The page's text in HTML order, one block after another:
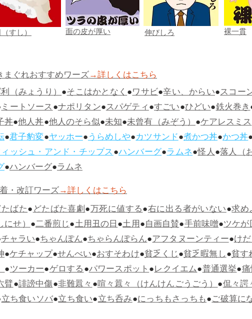
すし） 面の皮が厚い 伸びしろ 裸一貫
まぐれおすすめワーズ→詳しくはこちら
（みょうり）●そこはかとなく●ワサビ●辛い、からい●スコー
ミートソース●ナポリタン●スパゲティ●すごい●ひどい●鉄火巻き
丼●他人丼●他人のそら似●未知●未曾有（みぞう）●ケアレスミス
●君子豹変●ヤッホー●うらめしや●カツサンド●煮かつ丼●かつ丼
ッシュ・アンド・チップス●ハンバーグ●ラムネ●怪人●落人（
●ハンバーグ●ラムネ
・改訂ワーズ→詳しくはこちら
ばた●どたばた喜劇●万死に値する●右に出る者がいない●求め
にせ）●二番煎じ●土用丑の日●土用●自画自賛●手前味噌●ツケ
チャラい●ちゃんぽん●ちゃらんぽらん●アフタヌーンティー●け
●ケチャップ●せんべい●おすそわけ●貧乏くじ●貧乏暇無し●貧す
●ツーカー●ゲロする●パワースポット●レクイエム●普通選挙●
臂●誹謗中傷●非難囂々●喧々囂々（けんけんごうごう）●侃々諤
立ち食いソバ●立ち食い●立ち呑み●にっちもさっちも●ご破算に